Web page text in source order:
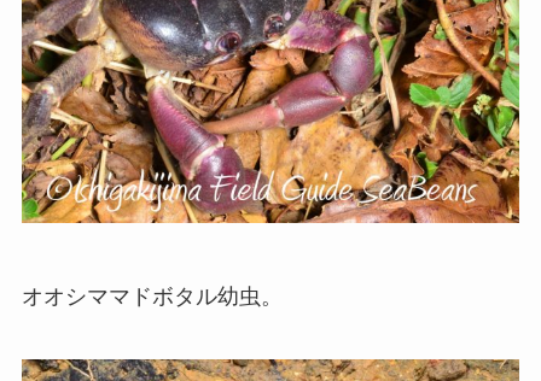
オオシママドボタル幼虫。